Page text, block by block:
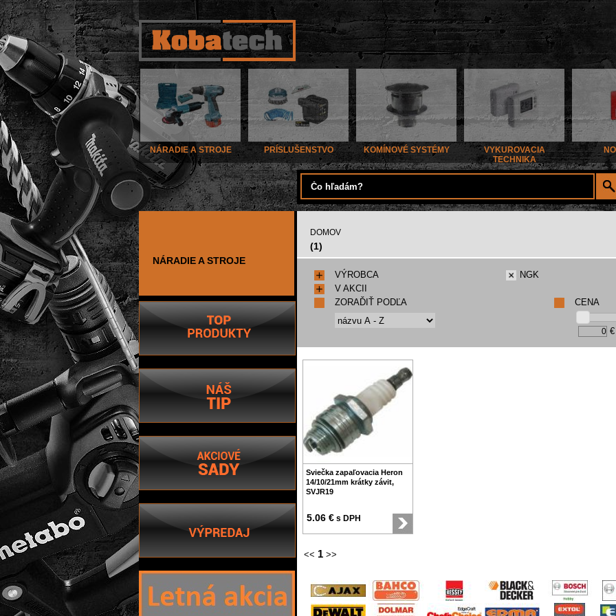
NÁRADIE A STROJE PRÍSLUŠENSTVO KOMÍNOVÉ SYSTÉMY
VYKUROVACIA
TECHNIKA
NÁRADIE A STROJE
DOMOV
(1)
VÝROBCA
NGK
V AKCII
CENA
€
ZORAĎIŤ PODĽA
Sviečka zapaľovacia Heron
14/10/21mm krátky závit,
SVJR19
5.06 € s DPH
<< 1 >>